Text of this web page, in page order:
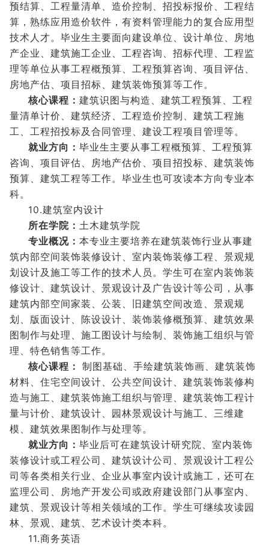
预结算、工程量清单、造价控制、招投标报价、工程结
算，熟练应用造价软件，有资料管理能力的复合应用型
技术人才。毕业生主要面向建设单位、设计单位、房地
产企业、建筑施工企业、工程咨询、招标代理、工程监
理等单位从事工程概预算、工程预算咨询、项目评估、
房地产估、项目招标、建筑装饰预算等工作。
核心课程： 建筑识图与构造、建筑工程预算、工程
量清单计价、建筑经济、工程造价控制、建筑工程施
工、工程招投标及合同管理、建设工程项目管理等。
就业方向： 毕业生主要从事工程概预算、工程预算
咨询、项目评估、房地产估价、项目招投标、建筑装饰
预算、建筑工程等工作。毕业生也可攻读本方向专业本
科。
10.建筑室内设计
所在学院： 土木建筑学院
专业概况： 本专业主要培养在建筑装饰行业从事建
筑内部空间装饰装修设计、室内装饰装修工程、景观规
划设计及施工等工作的技术人员。学生可在室内装饰装
修设计、建筑设计、景观设计及广告设计等公司，从事
建筑内部空间家装、公装、旧建筑空间改造、景观规
划、版面设计、陈设设计、装饰装修概预算、建筑效果
图制作与处理、施工图设计与绘制、装饰施工组织与管
理、特色销售等工作。
核心课程：
制图基础、手绘建筑装饰画、建筑装饰
材料、住宅空间设计、公共空间设计、建筑装饰装修构
造与施工、建筑装饰施工组织与管理、建筑装饰工程计
量与计价、建筑设计、园林景观设计与施工、三维建
模、建筑效果图制作与处理等。
就业方向： 毕业后可在建筑设计研究院、室内装饰
装修设计或工程公司、建筑设计公司、景观设计工程公
司等各类相关行业、企业从事室内设计或施工，还可在
监理公司、房地产开发公司或政府建设部门从事室内、
建筑、景观设计等相关领域的工作。学生可继续攻读园
林、景观、建筑、艺术设计类本科。
11.商务英语